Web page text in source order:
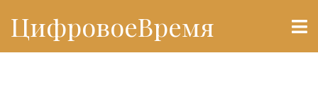
ЦифровоеВремя